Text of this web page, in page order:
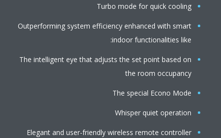
Turbo mode for quick cooling
Outperforming system efficiency enhanced with smart
indoor functionalities like:
The intelligent eye that adjusts the set point based on
the room occupancy
The special Econo Mode
Whisper quiet operation
Elegant and user-friendly wireless remote controller